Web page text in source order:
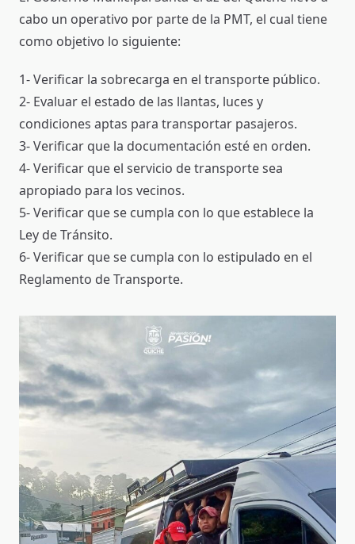
cabo un operativo por parte de la PMT, el cual tiene
como objetivo lo siguiente:
1- Verificar la sobrecarga en el transporte público.
2- Evaluar el estado de las llantas, luces y
condiciones aptas para transportar pasajeros.
3- Verificar que la documentación esté en orden.
4- Verificar que el servicio de transporte sea
apropiado para los vecinos.
5- Verificar que se cumpla con lo que establece la
Ley de Tránsito.
6- Verificar que se cumpla con lo estipulado en el
Reglamento de Transporte.